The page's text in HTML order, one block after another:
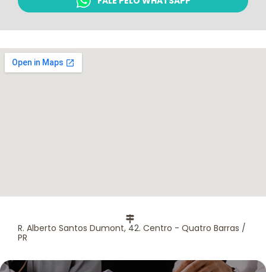
R. Alberto Santos Dumont, 42. Centro - Quatro Barras /
PR